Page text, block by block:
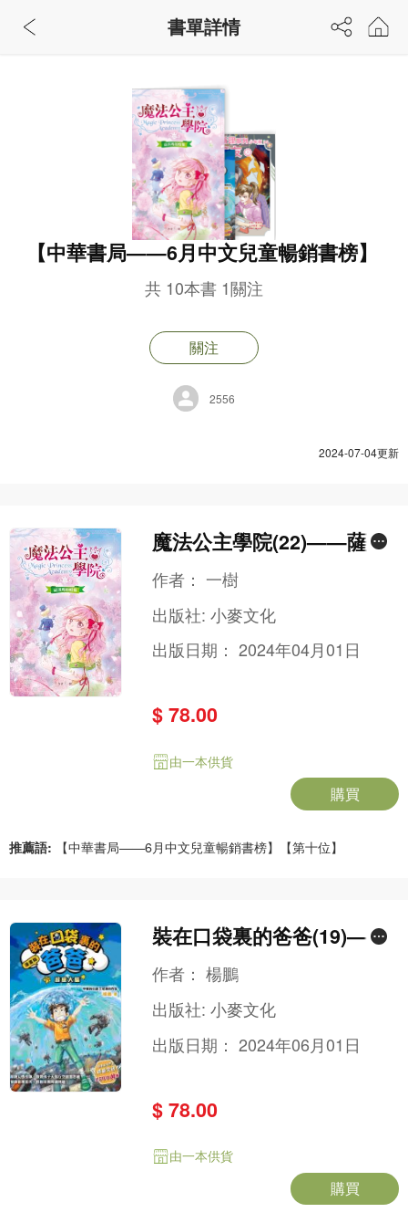
【中華書局——6月中文兒童暢銷書榜】
共 10本書 1關注
關注
2556
2024-07-04更新
魔法公主學院(22)——薩琪
瑪的煩惱
作者： 一樹
出版社:小麥文化
出版日期：2024年04月01日
$ 78.00
由一本供貨
購買
推薦語: 【中華書局——6月中文兒童暢銷書榜】【第十位】
裝在口袋裏的爸爸(19)——
超級大腦
作者：楊鵬
出版社:小麥文化
出版日期：2024年06月01日
$ 78.00
由一本供貨
購買
書單詳情